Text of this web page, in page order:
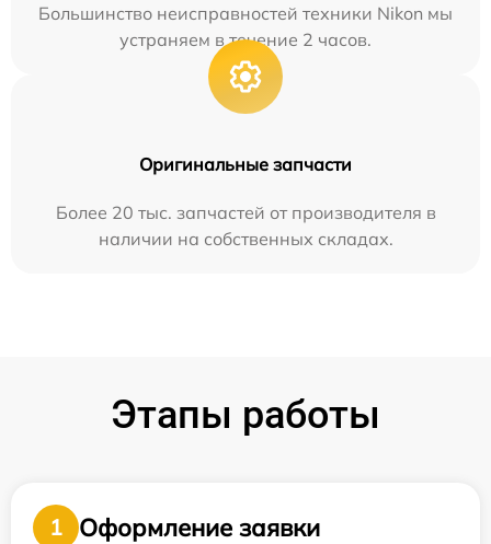
Большинство неисправностей техники Nikon мы
устраняем в течение 2 часов.
Оригинальные запчасти
Более 20 тыс. запчастей от производителя в
наличии на собственных складах.
Этапы работы
1
Оформление заявки